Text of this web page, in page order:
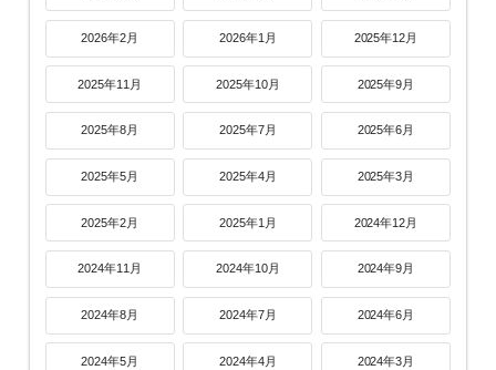
2026年2月 2026年1月 2025年12月
2025年11月 2025年10月 2025年9月
2025年8月 2025年7月 2025年6月
2025年5月 2025年4月 2025年3月
2025年2月 2025年1月 2024年12月
2024年11月 2024年10月 2024年9月
2024年8月 2024年7月 2024年6月
2024年5月 2024年4月 2024年3月